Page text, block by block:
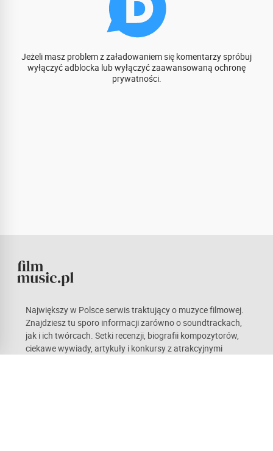
Jeżeli masz problem z załadowaniem się komentarzy spróbuj
wyłączyć adblocka lub wyłączyć zaawansowaną ochronę
prywatności.
Największy w Polsce serwis traktujący o muzyce filmowej.
Znajdziesz tu sporo informacji zarówno o soundtrackach,
jak i ich twórcach. Setki recenzji, biografii kompozytorów,
ciekawe wywiady, artykuły i konkursy z atrakcyjnymi